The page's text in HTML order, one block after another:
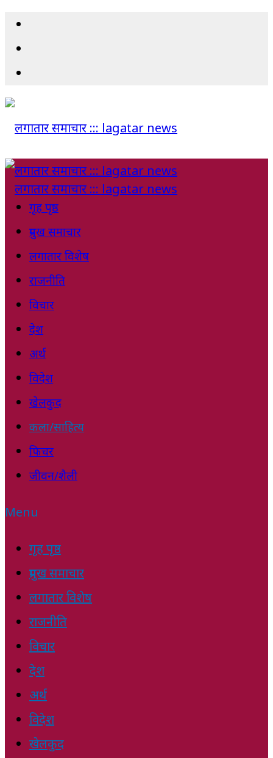
गृह पृष्ठ
प्रमुख समाचार
लगातार विशेष
राजनीति
विचार
देश
अर्थ
विदेश
खेलकुद
कला/साहित्य
फिचर
जीवन/शैली
Menu
गृह पृष्ठ
प्रमुख समाचार
लगातार विशेष
राजनीति
विचार
देश
अर्थ
विदेश
खेलकुद